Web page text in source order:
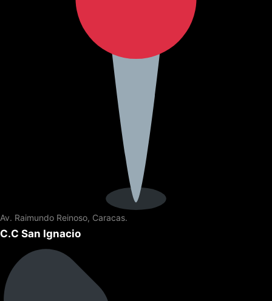
Av. Raimundo Reinoso, Caracas.
C.C San Ignacio